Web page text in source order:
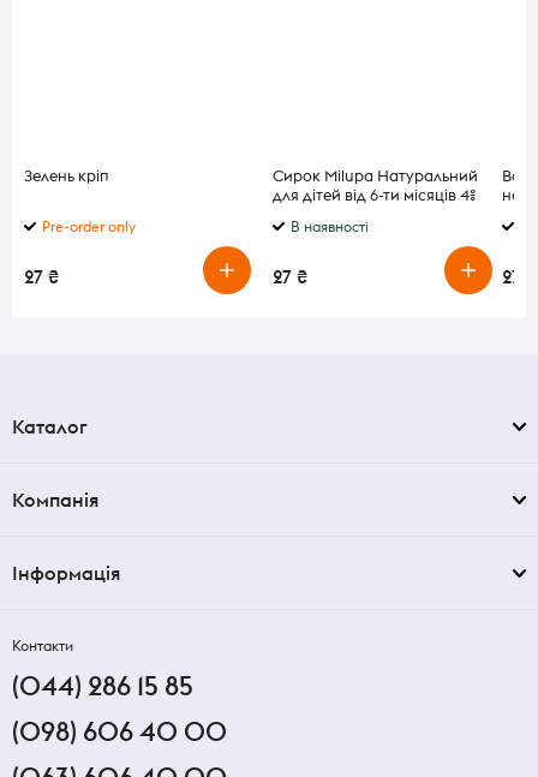
Зелень кріп
Pre-order only
27 ₴
Сирок Milupa Натуральний
для дітей від 6-ти місяців 4%
В наявності
27 ₴ 27 ₴
Каталог
Компанія
Інформація
Контакти
(044) 286 15 85
(098) 606 40 00